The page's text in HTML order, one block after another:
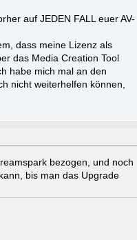
auf JEDEN FALL euer AV-
dass meine Lizenz als
das Media Creation Tool
habe mich mal an den
nicht weiterhelfen können,
bezogen, und noch
bis man das Upgrade